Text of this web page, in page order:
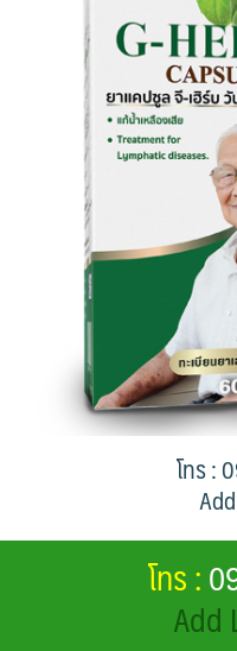
โทร :
โทร :
Add